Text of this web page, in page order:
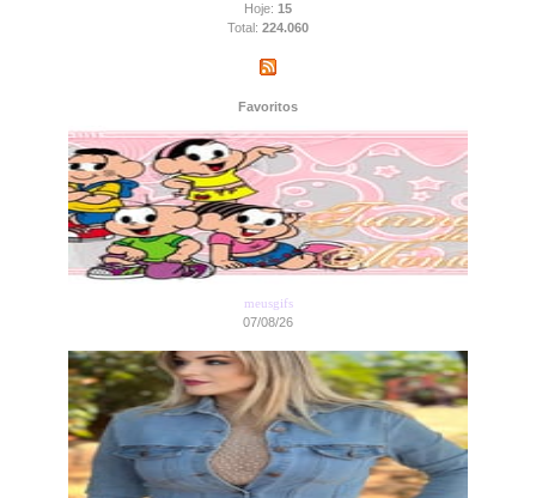
Hoje: 15
Total: 224.060
Favoritos
meusgifs
07/08/26